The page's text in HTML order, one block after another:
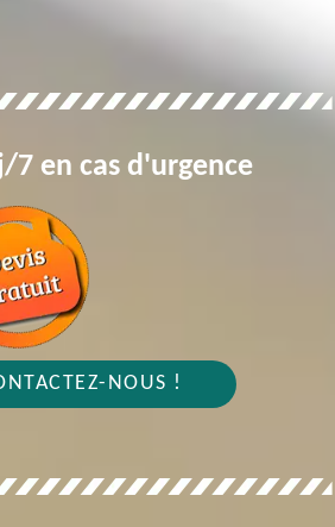
en cas d'urgence
NOUS !